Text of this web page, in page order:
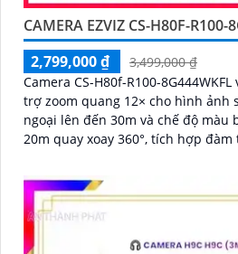
CAMERA EZVIZ CS-H80F-R100-
2,799,000 ₫
3,499,000 ₫
Camera CS-H80f-R100-
trợ zoom quang 12× cho hình ảnh
ngoại lên đến 30m và chế độ màu
20m quay xoay 360°, tích hợp đàm
quả. Đạt chuẩn IP67 có khả năng chống bụi, nước, đảm
bảo hoạt động ổn định trong mọi